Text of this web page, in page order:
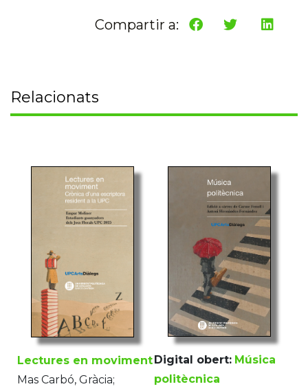
Compartir a:
Relacionats
Lectures en moviment
Mas Carbó, Gràcia;
Digital obert: Música
politècnica